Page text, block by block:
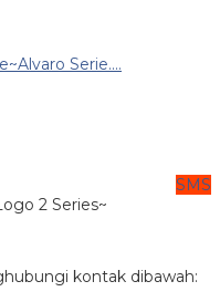
Serie....
SMS
2 Series~
kontak dibawah: